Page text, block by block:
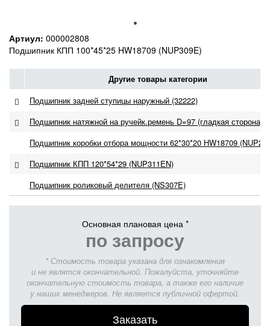
Артиул: 000002808
Подшипник КПП 100*45*25 HW18709 (NUP309E)
Другие товары категории
Подшипник задней ступицы наружный (32222)
Подшипник натяжной на ручейк.ремень D=97 (гладкая сторона)
Подшипник коробки отбора мощности 62*30*20 HW18709
Подшипник КПП 120*54*29 (NUP311EN)
Подшипник роликовый делителя (NS307E)
Основная плановая цена *
по запросу
* Стоимость товара указана для ознакомления
и не являтся окончательной. Пожалуйста, уточняйте
окончательную стоимость товара, а также его наличие
у наших менеджеров. Не является публичной офертой.
Заказать